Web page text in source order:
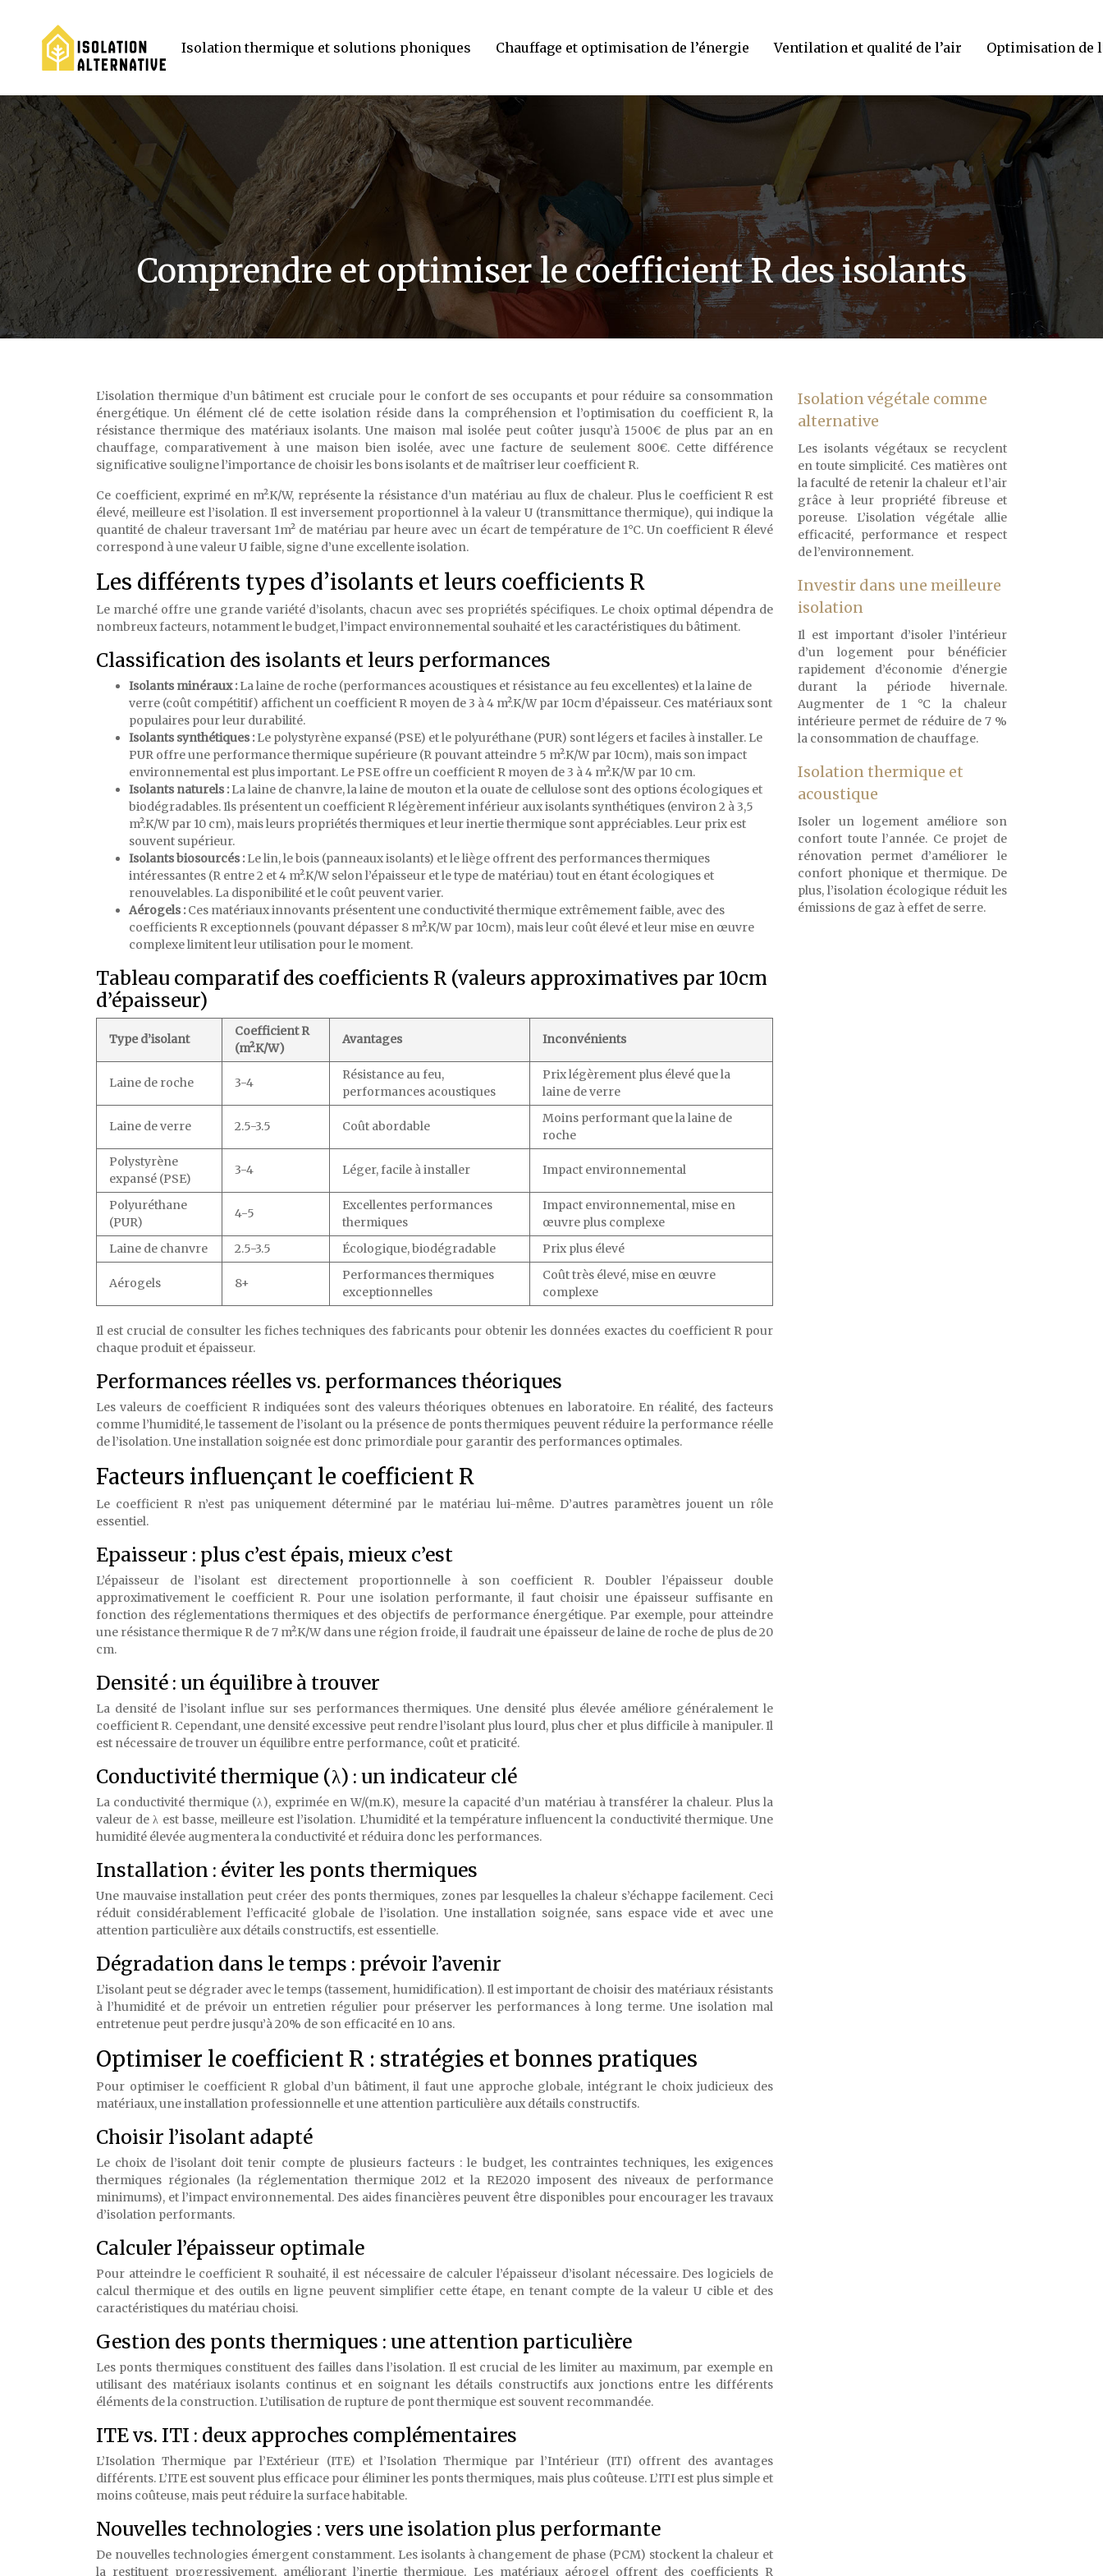
Isolation thermique et solutions phoniques Chauffage et optimisation de l’énergie Ventilation et qualité de l’air Optimisation de
Comprendre et optimiser le coefficient R des isolants
L’isolation thermique d’un bâtiment est cruciale pour le confort de ses occupants et pour réduire sa consommation
énergétique. Un élément clé de cette isolation réside dans la compréhension et l’optimisation du coefficient R, la
résistance thermique des matériaux isolants. Une maison mal isolée peut coûter jusqu’à 1500€ de plus par an en
chauffage, comparativement à une maison bien isolée, avec une facture de seulement 800€. Cette différence
significative souligne l’importance de choisir les bons isolants et de maîtriser leur coefficient R.
Ce coefficient, exprimé en m².K/W, représente la résistance d’un matériau au flux de chaleur. Plus le coefficient R est
élevé, meilleure est l’isolation. Il est inversement proportionnel à la valeur U (transmittance thermique), qui indique la
quantité de chaleur traversant 1m² de matériau par heure avec un écart de température de 1°C. Un coefficient R élevé
correspond à une valeur U faible, signe d’une excellente isolation.
Les différents types d’isolants et leurs coefficients R
Le marché offre une grande variété d’isolants, chacun avec ses propriétés spécifiques. Le choix optimal dépendra de
nombreux facteurs, notamment le budget, l’impact environnemental souhaité et les caractéristiques du bâtiment.
Classification des isolants et leurs performances
Isolants minéraux : La laine de roche (performances acoustiques et résistance au feu excellentes) et la laine de
verre (coût compétitif) affichent un coefficient R moyen de 3 à 4 m².K/W par 10cm d’épaisseur. Ces matériaux sont
populaires pour leur durabilité.
Isolants synthétiques : Le polystyrène expansé (PSE) et le polyuréthane (PUR) sont légers et faciles à installer. Le
PUR offre une performance thermique supérieure (R pouvant atteindre 5 m².K/W par 10cm), mais son impact
environnemental est plus important. Le PSE offre un coefficient R moyen de 3 à 4 m².K/W par 10 cm.
Isolants naturels : La laine de chanvre, la laine de mouton et la ouate de cellulose sont des options écologiques et
biodégradables. Ils présentent un coefficient R légèrement inférieur aux isolants synthétiques (environ 2 à 3,5
m².K/W par 10 cm), mais leurs propriétés thermiques et leur inertie thermique sont appréciables. Leur prix est
souvent supérieur.
Isolants biosourcés : Le lin, le bois (panneaux isolants) et le liège offrent des performances thermiques
intéressantes (R entre 2 et 4 m².K/W selon l’épaisseur et le type de matériau) tout en étant écologiques et
renouvelables. La disponibilité et le coût peuvent varier.
Aérogels : Ces matériaux innovants présentent une conductivité thermique extrêmement faible, avec des
coefficients R exceptionnels (pouvant dépasser 8 m².K/W par 10cm), mais leur coût élevé et leur mise en œuvre
complexe limitent leur utilisation pour le moment.
Tableau comparatif des coefficients R (valeurs approximatives par 10cm
d’épaisseur)
Type d’isolant
Coefficient R
(m².K/W)
Avantages Inconvénients
Laine de roche 3-4
Résistance au feu,
performances acoustiques
Prix légèrement plus élevé que la
laine de verre
Laine de verre 2.5-3.5 Coût abordable
Moins performant que la laine de
roche
Polystyrène
expansé (PSE)
3-4 Léger, facile à installer Impact environnemental
Polyuréthane
(PUR)
4-5
Excellentes performances
thermiques
Impact environnemental, mise en
œuvre plus complexe
Laine de chanvre
2.5-3.5 Écologique, biodégradable Prix plus élevé
Aérogels 8+
Performances thermiques
exceptionnelles
Coût très élevé, mise en œuvre
complexe
Il est crucial de consulter les fiches techniques des fabricants pour obtenir les données exactes du coefficient R pour
chaque produit et épaisseur.
Performances réelles vs. performances théoriques
Les valeurs de coefficient R indiquées sont des valeurs théoriques obtenues en laboratoire. En réalité, des facteurs
comme l’humidité, le tassement de l’isolant ou la présence de ponts thermiques peuvent réduire la performance réelle
de l’isolation. Une installation soignée est donc primordiale pour garantir des performances optimales.
Facteurs influençant le coefficient R
Le coefficient R n’est pas uniquement déterminé par le matériau lui-même. D’autres paramètres jouent un rôle
essentiel.
Epaisseur : plus c’est épais, mieux c’est
L’épaisseur de l’isolant est directement proportionnelle à son coefficient R. Doubler l’épaisseur double
approximativement le coefficient R. Pour une isolation performante, il faut choisir une épaisseur suffisante en
fonction des réglementations thermiques et des objectifs de performance énergétique. Par exemple, pour atteindre
une résistance thermique R de 7 m².K/W dans une région froide, il faudrait une épaisseur de laine de roche de plus de 20
cm.
Densité : un équilibre à trouver
La densité de l’isolant influe sur ses performances thermiques. Une densité plus élevée améliore généralement le
coefficient R. Cependant, une densité excessive peut rendre l’isolant plus lourd, plus cher et plus difficile à manipuler. Il
est nécessaire de trouver un équilibre entre performance, coût et praticité.
Conductivité thermique (λ) : un indicateur clé
La conductivité thermique (λ), exprimée en W/(m.K), mesure la capacité d’un matériau à transférer la chaleur. Plus la
valeur de λ est basse, meilleure est l’isolation. L’humidité et la température influencent la conductivité thermique. Une
humidité élevée augmentera la conductivité et réduira donc les performances.
Installation : éviter les ponts thermiques
Une mauvaise installation peut créer des ponts thermiques, zones par lesquelles la chaleur s’échappe facilement. Ceci
réduit considérablement l’efficacité globale de l’isolation. Une installation soignée, sans espace vide et avec une
attention particulière aux détails constructifs, est essentielle.
Dégradation dans le temps : prévoir l’avenir
L’isolant peut se dégrader avec le temps (tassement, humidification). Il est important de choisir des matériaux résistants
à l’humidité et de prévoir un entretien régulier pour préserver les performances à long terme. Une isolation mal
entretenue peut perdre jusqu’à 20% de son efficacité en 10 ans.
Optimiser le coefficient R : stratégies et bonnes pratiques
Pour optimiser le coefficient R global d’un bâtiment, il faut une approche globale, intégrant le choix judicieux des
matériaux, une installation professionnelle et une attention particulière aux détails constructifs.
Choisir l’isolant adapté
Le choix de l’isolant doit tenir compte de plusieurs facteurs : le budget, les contraintes techniques, les exigences
thermiques régionales (la réglementation thermique 2012 et la RE2020 imposent des niveaux de performance
minimums), et l’impact environnemental. Des aides financières peuvent être disponibles pour encourager les travaux
d’isolation performants.
Calculer l’épaisseur optimale
Pour atteindre le coefficient R souhaité, il est nécessaire de calculer l’épaisseur d’isolant nécessaire. Des logiciels de
calcul thermique et des outils en ligne peuvent simplifier cette étape, en tenant compte de la valeur U cible et des
caractéristiques du matériau choisi.
Gestion des ponts thermiques : une attention particulière
Les ponts thermiques constituent des failles dans l’isolation. Il est crucial de les limiter au maximum, par exemple en
utilisant des matériaux isolants continus et en soignant les détails constructifs aux jonctions entre les différents
éléments de la construction. L’utilisation de rupture de pont thermique est souvent recommandée.
ITE vs. ITI : deux approches complémentaires
L’Isolation Thermique par l’Extérieur (ITE) et l’Isolation Thermique par l’Intérieur (ITI) offrent des avantages
différents. L’ITE est souvent plus efficace pour éliminer les ponts thermiques, mais plus coûteuse. L’ITI est plus simple et
moins coûteuse, mais peut réduire la surface habitable.
Nouvelles technologies : vers une isolation plus performante
De nouvelles technologies émergent constamment. Les isolants à changement de phase (PCM) stockent la chaleur et
la restituent progressivement, améliorant l’inertie thermique. Les matériaux aérogel offrent des coefficients R
Isolation végétale comme
alternative
Les isolants végétaux se recyclent
en toute simplicité. Ces matières ont
la faculté de retenir la chaleur et l’air
grâce à leur propriété fibreuse et
poreuse. L’isolation végétale allie
efficacité, performance et respect
de l’environnement.
Investir dans une meilleure
isolation
Il est important d’isoler l’intérieur
d’un logement pour bénéficier
rapidement d’économie d’énergie
durant la période hivernale.
Augmenter de 1 °C la chaleur
intérieure permet de réduire de 7 %
la consommation de chauffage.
Isolation thermique et
acoustique
Isoler un logement améliore son
confort toute l’année. Ce projet de
rénovation permet d’améliorer le
confort phonique et thermique. De
plus, l’isolation écologique réduit les
émissions de gaz à effet de serre.